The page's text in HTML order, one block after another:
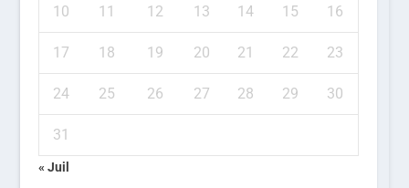
10 11 12 13 14 15 16
17 18 19 20 21 22 23
24 25 26 27 28 29 30
31
« Juil